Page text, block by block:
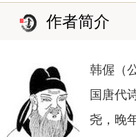
作者简介
韩偓（
国唐代
尧，晚